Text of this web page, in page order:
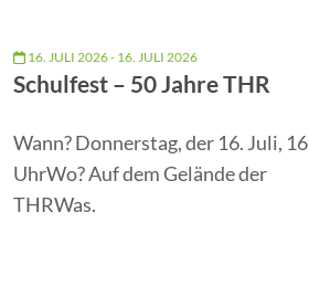
16. JULI 2026 - 16. JULI 2026
Schulfest – 50 Jahre THR
Wann? Donnerstag, der 16. Juli, 16
UhrWo? Auf dem Gelände der
THRWas.